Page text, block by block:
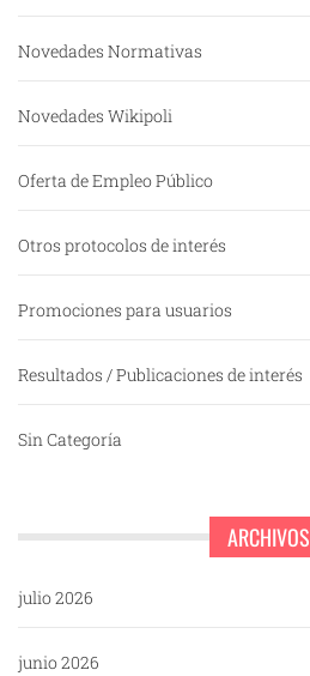
Novedades Normativas
Novedades Wikipoli
Oferta de Empleo Público
Otros protocolos de interés
Promociones para usuarios
Resultados / Publicaciones de interés
Sin Categoría
ARCHIVOS
julio 2026
junio 2026